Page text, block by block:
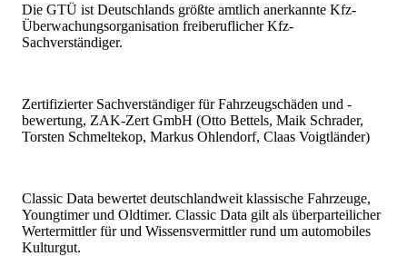
Die GTÜ ist Deutschlands größte amtlich anerkannte Kfz-
Überwachungsorganisation freiberuflicher Kfz-
Sachverständiger.
Zertifizierter Sachverständiger für Fahrzeugschäden und -
bewertung, ZAK-Zert GmbH (Otto Bettels, Maik Schrader,
Torsten Schmeltekop, Markus Ohlendorf, Claas Voigtländer)
Classic Data bewertet deutschlandweit klassische Fahrzeuge,
Youngtimer und Oldtimer. Classic Data gilt als überparteilicher
Wertermittler für und Wissensvermittler rund um automobiles
Kulturgut.